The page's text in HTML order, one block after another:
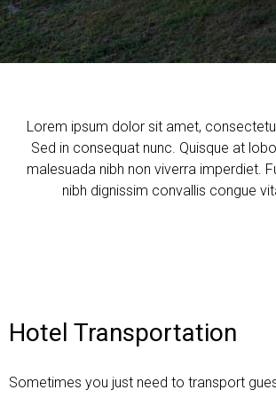
Lorem ipsum dolor sit amet,
Sed in consequat nunc. Quisque at
malesuada nibh non viverra imperdiet.
nibh dignissim convallis congue
Hotel Transportation
Sometimes you just need to transport